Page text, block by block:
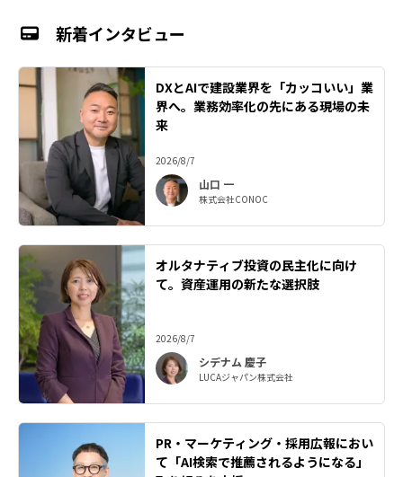
新着インタビュー
DXとAIで建設業界を「カッコいい」業
界へ。業務効率化の先にある現場の未
来
2026/8/7
山口 一
株式会社CONOC
オルタナティブ投資の民主化に向け
て。資産運用の新たな選択肢
2026/8/7
シデナム 慶子
LUCAジャパン株式会社
PR・マーケティング・採用広報におい
て「AI検索で推薦されるようになる」